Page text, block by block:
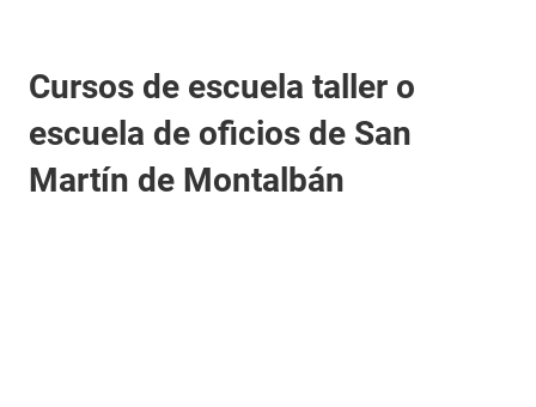
Cursos de escuela taller o
escuela de oficios de San
Martín de Montalbán